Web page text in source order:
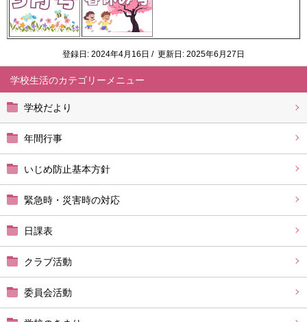
学校生活
学校だより
年間行事
いじめ防止基本方針
緊急時・災害時の対応
日課表
クラブ活動
委員会活動
登録日: 2024年4月16日 / 更新日: 2025年6月27日